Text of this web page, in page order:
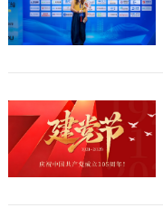
例
领
频
新
资
讯
系
我